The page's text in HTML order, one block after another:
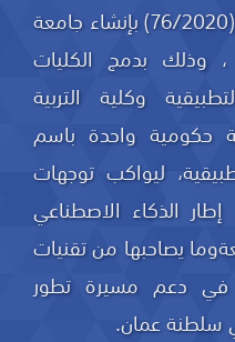
جاء المرسوم السلطاني رقم (76/2020) بإنشاء جامعة
، وذلك بدمج الكليات
وكلية التربية
حكومية واحدة باسم
ليواكب توجهات
الذكاء الاصطناعي
يصاحبها من تقنيات
في دعم مسيرة تطور
سلطنة عمان.